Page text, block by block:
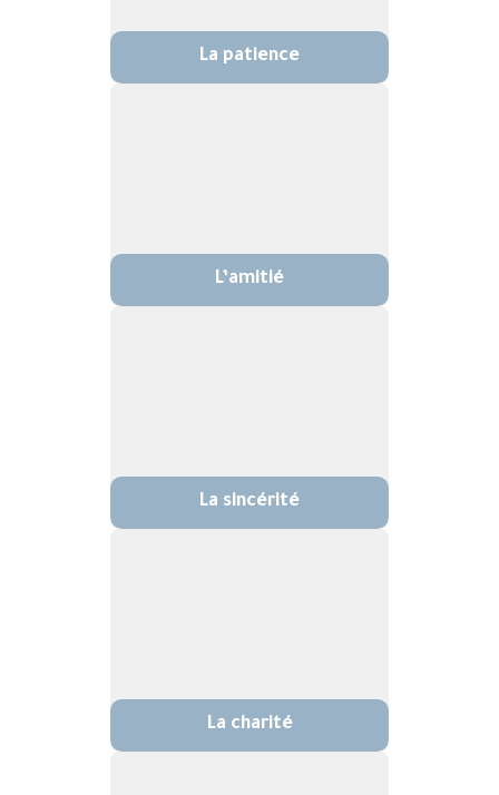
La patience
L’amitié
La sincérité
La charité